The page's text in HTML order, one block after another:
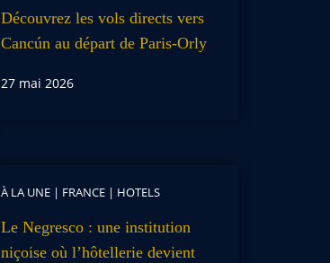
Découvrez les vols directs vers
Cancún au départ de Paris-Orly
27 mai 2026
À LA UNE| FRANCE| HOTELS
Le Negresco : une institution
niçoise où l’hôtellerie devient